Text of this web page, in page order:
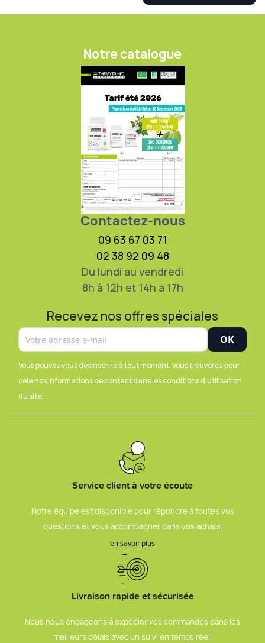
Notre catalogue
Contactez-nous
09 63 67 03 71
02 38 92 09 48
Du lundi au vendredi
8h à 12h et 14h à 17h
Recevez nos offres spéciales
Vous pouvez vous désinscrire à tout moment. Vous trouverez pour
cela nos informations de contact dans les conditions d'utilisation
du site.
Service client à votre écoute
Notre équipe est disponible pour répondre à toutes vos
questions et vous accompagner dans vos achats.
en savoir plus
Livraison rapide et sécurisée
Nous nous engageons à expédier vos commandes dans les
meilleurs délais avec un suivi en temps réel.